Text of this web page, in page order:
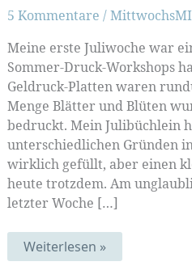
5 Kommentare /
Meine erste Juliwoche war
Sommer-Druck-Workshops
Geldruck-Platten waren
Menge Blätter und Blüten
bedruckt. Mein Julibüchlein
unterschiedlichen Gründen
wirklich gefüllt, aber einen
heute trotzdem. Am
letzter Woche […]
Sommer-
Druckerei
Weiterlesen »